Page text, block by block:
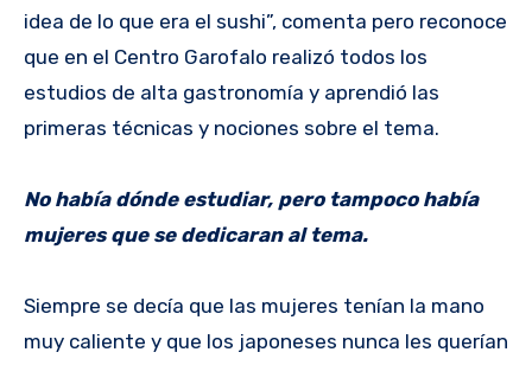
idea de lo que era el sushi”, comenta pero reconoce
que en el Centro Garofalo realizó todos los
estudios de alta gastronomía y aprendió las
primeras técnicas y nociones sobre el tema.
No había dónde estudiar, pero tampoco había
mujeres que se dedicaran al tema.
Siempre se decía que las mujeres tenían la mano
muy caliente y que los japoneses nunca les querían